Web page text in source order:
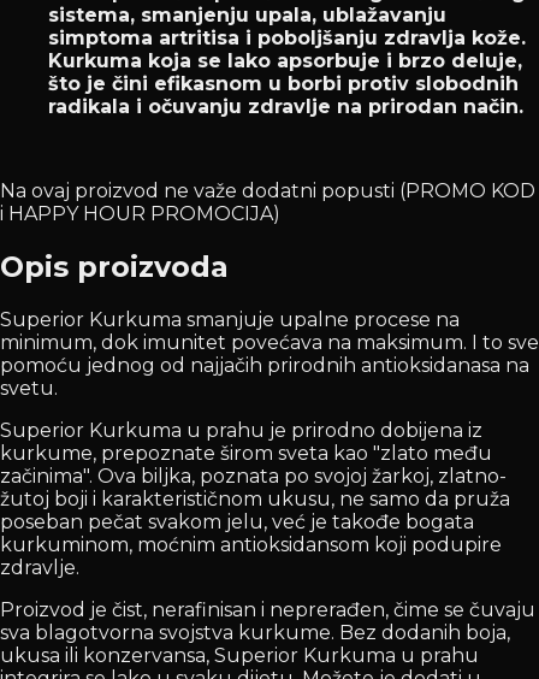
sistema, smanjenju upala, ublažavanju
simptoma artritisa i poboljšanju zdravlja kože.
Kurkuma koja se lako apsorbuje i brzo deluje,
što je čini efikasnom u borbi protiv slobodnih
radikala i očuvanju zdravlje na prirodan način.
Na ovaj proizvod ne važe dodatni popusti (PROMO KOD
i HAPPY HOUR PROMOCIJA)
Opis proizvoda
Superior Kurkuma smanjuje upalne procese na
minimum, dok imunitet povećava na maksimum. I to sve
pomoću jednog od najjačih prirodnih antioksidanasa na
svetu.
Superior Kurkuma u prahu je prirodno dobijena iz
kurkume, prepoznate širom sveta kao "zlato među
začinima". Ova biljka, poznata po svojoj žarkoj, zlatno-
žutoj boji i karakterističnom ukusu, ne samo da pruža
poseban pečat svakom jelu, već je takođe bogata
kurkuminom, moćnim antioksidansom koji podupire
zdravlje.
Proizvod je čist, nerafinisan i neprerađen, čime se čuvaju
sva blagotvorna svojstva kurkume. Bez dodanih boja,
ukusa ili konzervansa, Superior Kurkuma u prahu